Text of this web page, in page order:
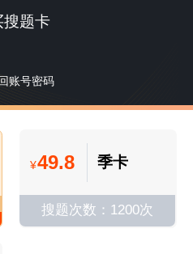
搜题卡
账号密码
¥49.8 季卡
搜题次数：1200次